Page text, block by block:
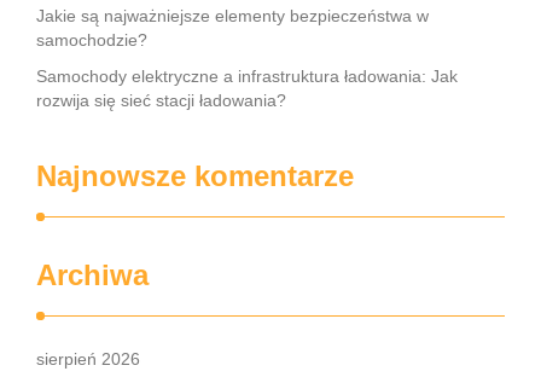
Jakie są najważniejsze elementy bezpieczeństwa w
samochodzie?
Samochody elektryczne a infrastruktura ładowania: Jak
rozwija się sieć stacji ładowania?
Najnowsze komentarze
Archiwa
sierpień 2026